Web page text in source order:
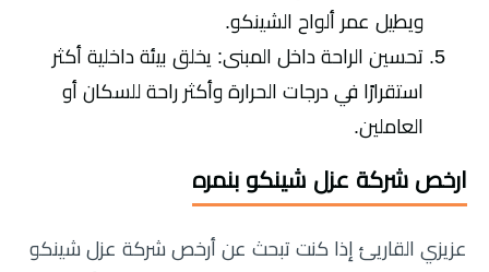
ويطيل عمر ألواح الشينكو.
تحسين الراحة داخل المبنى: يخلق بيئة داخلية أكثر
استقرارًا في درجات الحرارة وأكثر راحة للسكان أو
العاملين.
ارخص شركة عزل شينكو بنمره
عزيزي القاريئ إذا كنت تبحث عن أرخص شركة عزل شينكو